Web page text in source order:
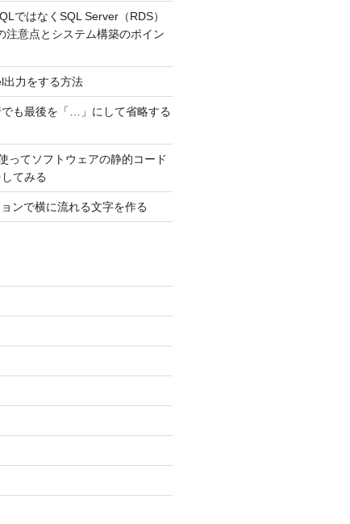
ではなくSQL Server（RDS）
注意点とシステム構築のポイン
出力をする方法
も最後を「…」にして省略する
ってソフトウェアの静的コード
てみる
ンで横に流れる文字を作る